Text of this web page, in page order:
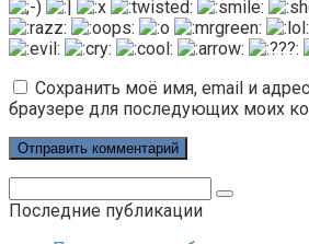
Сохранить моё имя, email и
браузере для последующих моих
Последние публикации